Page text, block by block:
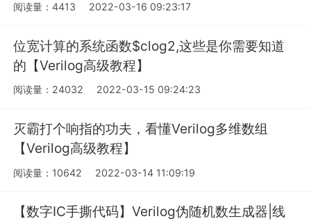
阅读量：4413 2022-03-16 09:23:17
位宽计算的系统函数$clog2,这些是你需要知道
的【Verilog高级教程】
阅读量：24032 2022-03-15 09:24:23
灭霸打个响指的功夫，看懂Verilog多维数组
【Verilog高级教程】
阅读量：10642 2022-03-14 11:09:19
【数字IC手撕代码】Verilog伪随机数生成器|线